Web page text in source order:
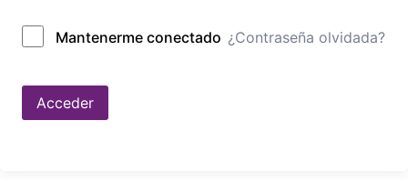
Mantenerme conectado ¿Contraseña olvidada?
Acceder